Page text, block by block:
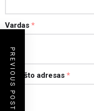
Vardas *
El. pašto adresas *
PREVIOUS POST